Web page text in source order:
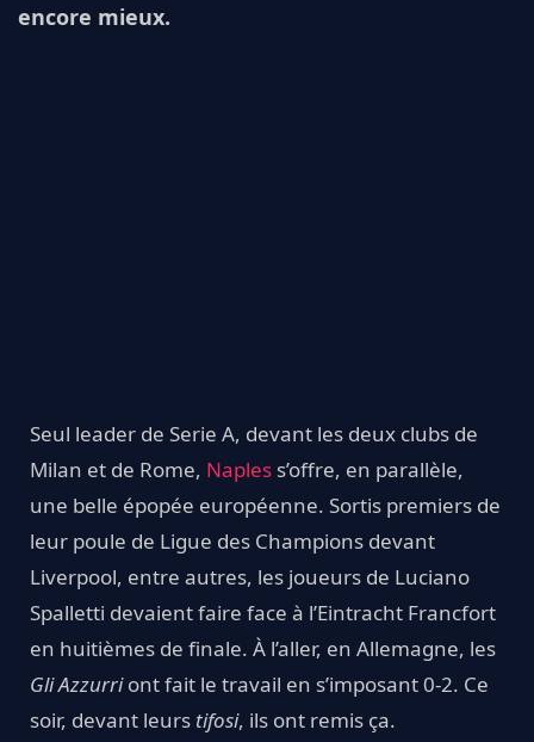
encore mieux.
Seul leader de Serie A, devant les deux clubs de
Milan et de Rome, Naples s’offre, en parallèle,
une belle épopée européenne. Sortis premiers de
leur poule de Ligue des Champions devant
Liverpool, entre autres, les joueurs de Luciano
Spalletti devaient faire face à l’Eintracht Francfort
en huitièmes de finale. À l’aller, en Allemagne, les
Gli Azzurriont fait le travail en s’imposant 0-2. Ce
soir, devant leurs tifosi, ils ont remis ça.